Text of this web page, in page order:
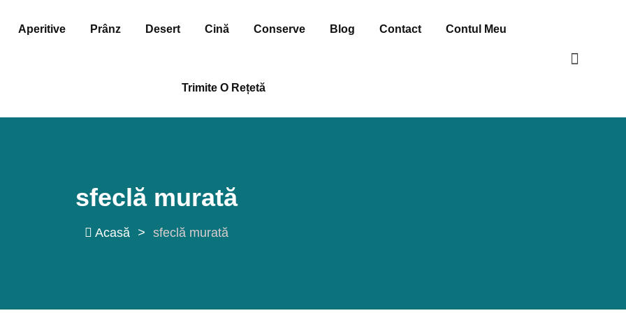
Aperitive Prânz Desert Cină Conserve Blog Contact Contul Meu
Trimite O Rețetă
sfeclă murată
Acasă > sfeclă murată